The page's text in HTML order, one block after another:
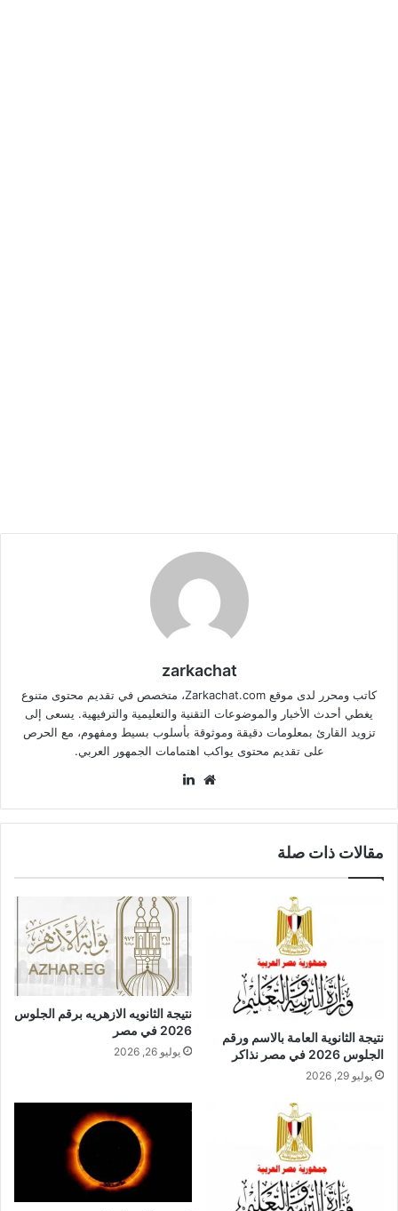
zarkachat
كاتب ومحرر لدى موقع Zarkachat.com، متخصص في تقديم محتوى متنوع
يغطي أحدث الأخبار والموضوعات التقنية والتعليمية والترفيهية. يسعى إلى
تزويد القارئ بمعلومات دقيقة وموثوقة بأسلوب بسيط ومفهوم، مع الحرص
على تقديم محتوى يواكب اهتمامات الجمهور العربي.
موقع
مقالات ذات صلة
نتيجة الثانوية العامة بالاسم ورقم
الجلوس 2026 في مصر نذاكر
يوليو 29, 2026
نتيجة الثانويه الازهريه برقم الجلوس
2026 في مصر
يوليو 26, 2026